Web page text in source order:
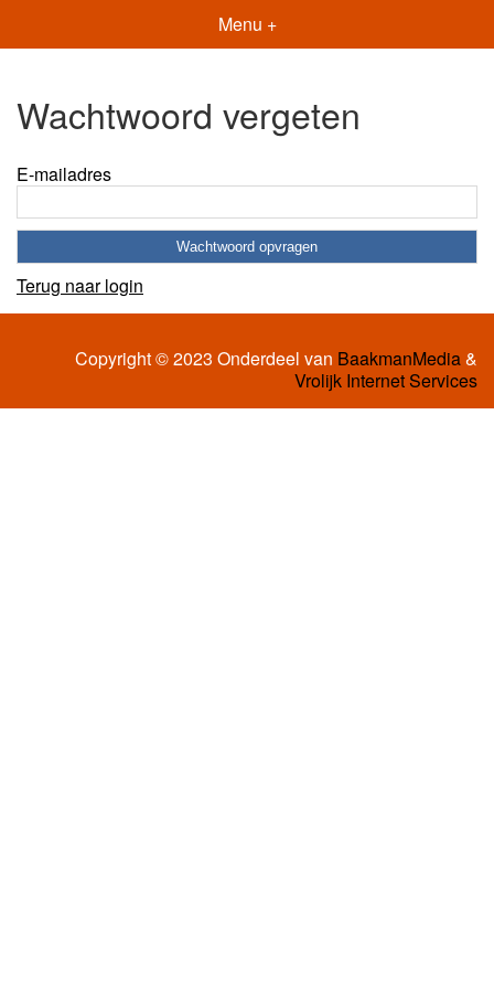
Menu +
Wachtwoord vergeten
E-mailadres
Terug naar login
Copyright © 2023 Onderdeel van BaakmanMedia&
Vrolijk Internet Services